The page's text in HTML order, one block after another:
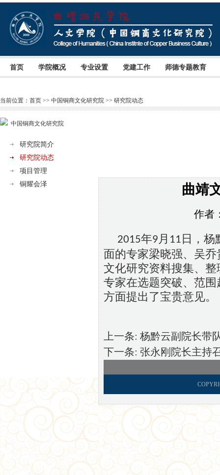
首页 学院概况 专业设置 党建工作 师德专题教育
当前位置： 首页 >> 中国铜商文化研究院 >> 研究院动态
中国铜商文化研究院
研究院简介
研究院动态
项目管理
铜耀会泽
曲靖
作者
2015年9 月 11 日，
面的专家梁晓强、吴
文化研究资料搜集、
专家在选题突破、范
方面提出了宝贵意见。
上一条: 杨黔云副院长带
下一条: 张永刚院长主持